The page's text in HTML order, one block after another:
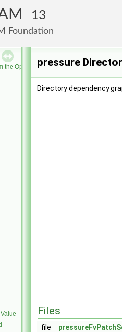
13
Foundation
the OpenFOAM Foundation
pressure
Directory dependency
Files
file